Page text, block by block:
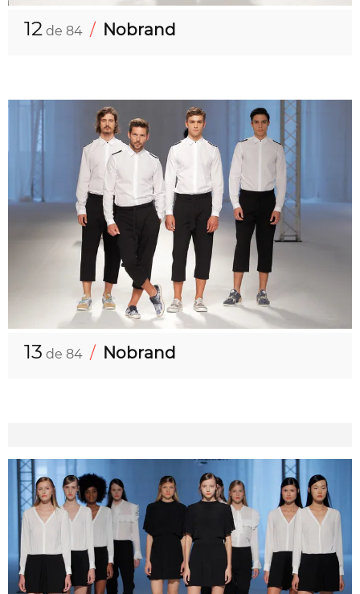
12 de 84 / Nobrand
13 de 84 / Nobrand